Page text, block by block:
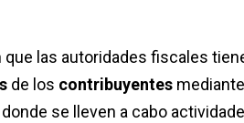
las autoridades fiscales
de los contribuyentes
se lleven a cabo